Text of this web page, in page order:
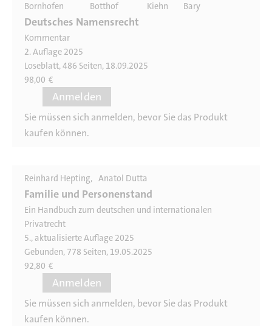
Bornhofen
Botthof
Kiehn
Bary
Deutsches Namensrecht
Kommentar
2. Auflage 2025
Loseblatt, 486 Seiten, 18.09.2025
98,00 €
Anmelden
Sie müssen sich anmelden, bevor Sie das Produkt
kaufen können.
Reinhard Hepting Anatol Dutta
Familie und Personenstand
Ein Handbuch zum deutschen und internationalen
Privatrecht
5., aktualisierte Auflage 2025
Gebunden, 778 Seiten, 19.05.2025
92,80 €
Anmelden
Sie müssen sich anmelden, bevor Sie das Produkt
kaufen können.